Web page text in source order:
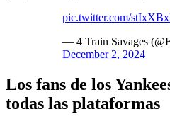
pic.twitter.com/
— 4 Train Savages
December 2, 2024
Los fans de los
todas las plataformas